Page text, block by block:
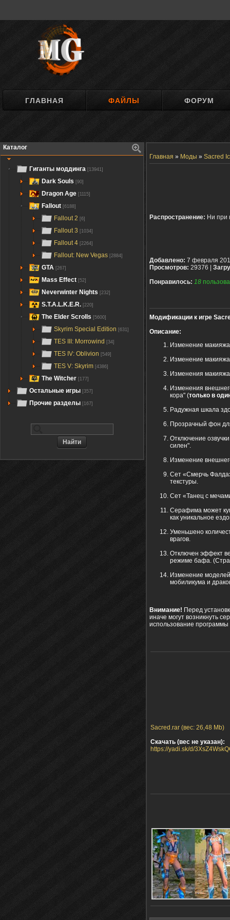
ГЛАВНАЯ ФАЙЛЫ ФОРУМ
Каталог
Гиганты моддинга [13941]
Dark Souls [90]
Dragon Age [1115]
Fallout [6188]
Fallout 2 [6]
Fallout 3 [1034]
Fallout 4 [2264]
Fallout: New Vegas [2884]
GTA [267]
Mass Effect [52]
Neverwinter Nights [232]
S.T.A.L.K.E.R. [220]
The Elder Scrolls [5600]
Skyrim Special Edition [631]
TES III: Morrowind [34]
TES IV: Oblivion [549]
TES V: Skyrim [4386]
The Witcher [177]
Остальные игры [357]
Прочие разделы [167]
Главная » Моды » Sacred
Распространение: Ни при
Добавлено: 7 февраля
Просмотров: 29376 |
Понравилось: 18
Модификации к игре
Описание:
Изменение
Изменение
Изменения
Изменения
кора" (только в
Радужная шкала
Прозрачный фон
Отключение
силен".
Изменение
Сет «Смерчь
текстуры.
Сет «Танец с
Серафима может
как уникальное
Уменьшено
врагов.
Отключен эффект
режиме бафа.
Изменение
мобиликума и
Внимание! Перед
иначе могут возникнуть
использование программы
Sacred.rar (вес: 26,48 Mb)
Скачать (вес не указан):
https://yadi.sk/d/